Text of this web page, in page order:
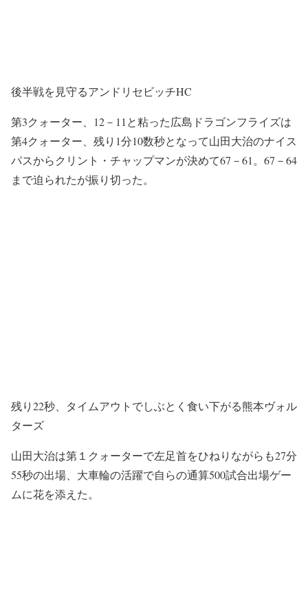
後半戦を見守るアンドリセビッチHC
第3クォーター、12－11と粘った広島ドラゴンフライズは
第4クォーター、残り1分10数秒となって山田大治のナイス
パスからクリント・チャップマンが決めて67－61。67－64
まで迫られたが振り切った。
残り22秒、タイムアウトでしぶとく食い下がる熊本ヴォル
ターズ
山田大治は第１クォーターで左足首をひねりながらも27分
55秒の出場、大車輪の活躍で自らの通算500試合出場ゲー
ムに花を添えた。